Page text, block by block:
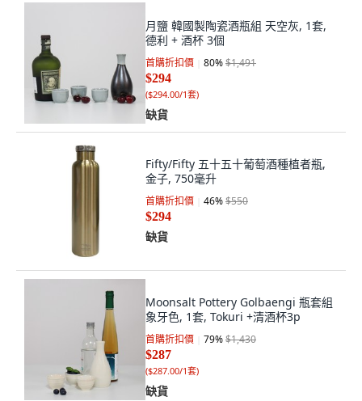
月鹽 韓國製陶瓷酒瓶組 天空灰, 1套,
德利 + 酒杯 3個
首購折扣價 80%$1,491
$294
($294.00/1套)
缺貨
Fifty/Fifty 五十五十葡萄酒種植者瓶,
金子, 750毫升
首購折扣價 46%$550
$294
缺貨
Moonsalt Pottery Golbaengi 瓶套組
象牙色, 1套, Tokuri +清酒杯3p
首購折扣價 79%$1,430
$287
($287.00/1套)
缺貨